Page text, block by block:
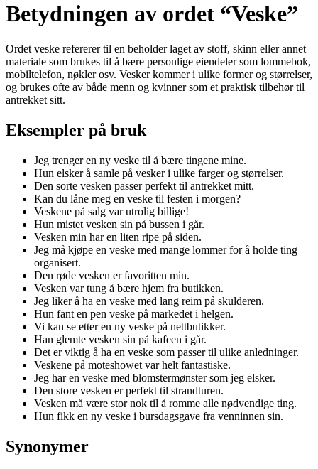
Betydningen av ordet “Veske”
Ordet veske refererer til en beholder laget av stoff, skinn eller annet
materiale som brukes til å bære personlige eiendeler som lommebok,
mobiltelefon, nøkler osv. Vesker kommer i ulike former og størrelser,
og brukes ofte av både menn og kvinner som et praktisk tilbehør til
antrekket sitt.
Eksempler på bruk
Jeg trenger en ny veske til å bære tingene mine.
Hun elsker å samle på vesker i ulike farger og størrelser.
Den sorte vesken passer perfekt til antrekket mitt.
Kan du låne meg en veske til festen i morgen?
Veskene på salg var utrolig billige!
Hun mistet vesken sin på bussen i går.
Vesken min har en liten ripe på siden.
Jeg må kjøpe en veske med mange lommer for å holde ting
organisert.
Den røde vesken er favoritten min.
Vesken var tung å bære hjem fra butikken.
Jeg liker å ha en veske med lang reim på skulderen.
Hun fant en pen veske på markedet i helgen.
Vi kan se etter en ny veske på nettbutikker.
Han glemte vesken sin på kafeen i går.
Det er viktig å ha en veske som passer til ulike anledninger.
Veskene på moteshowet var helt fantastiske.
Jeg har en veske med blomstermønster som jeg elsker.
Den store vesken er perfekt til strandturen.
Vesken må være stor nok til å romme alle nødvendige ting.
Hun fikk en ny veske i bursdagsgave fra venninnen sin.
Synonymer